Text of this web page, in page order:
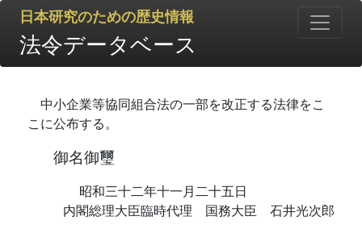
日本研究のための歴史情報
法令データベース
中小企業等協同組合法の一部を改正する法律をこ
こに公布する。
御名御璽
昭和三十二年十一月二十五日
内閣総理大臣臨時代理 国務大臣 石井光次郎